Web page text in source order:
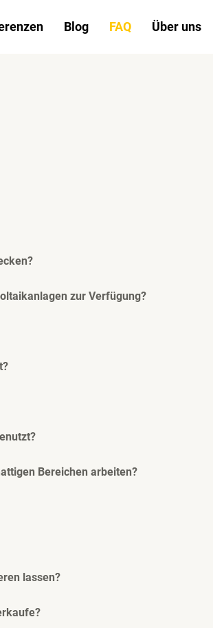
Blog FAQ Über uns
zur Verfügung?
Bereichen arbeiten?
lassen?